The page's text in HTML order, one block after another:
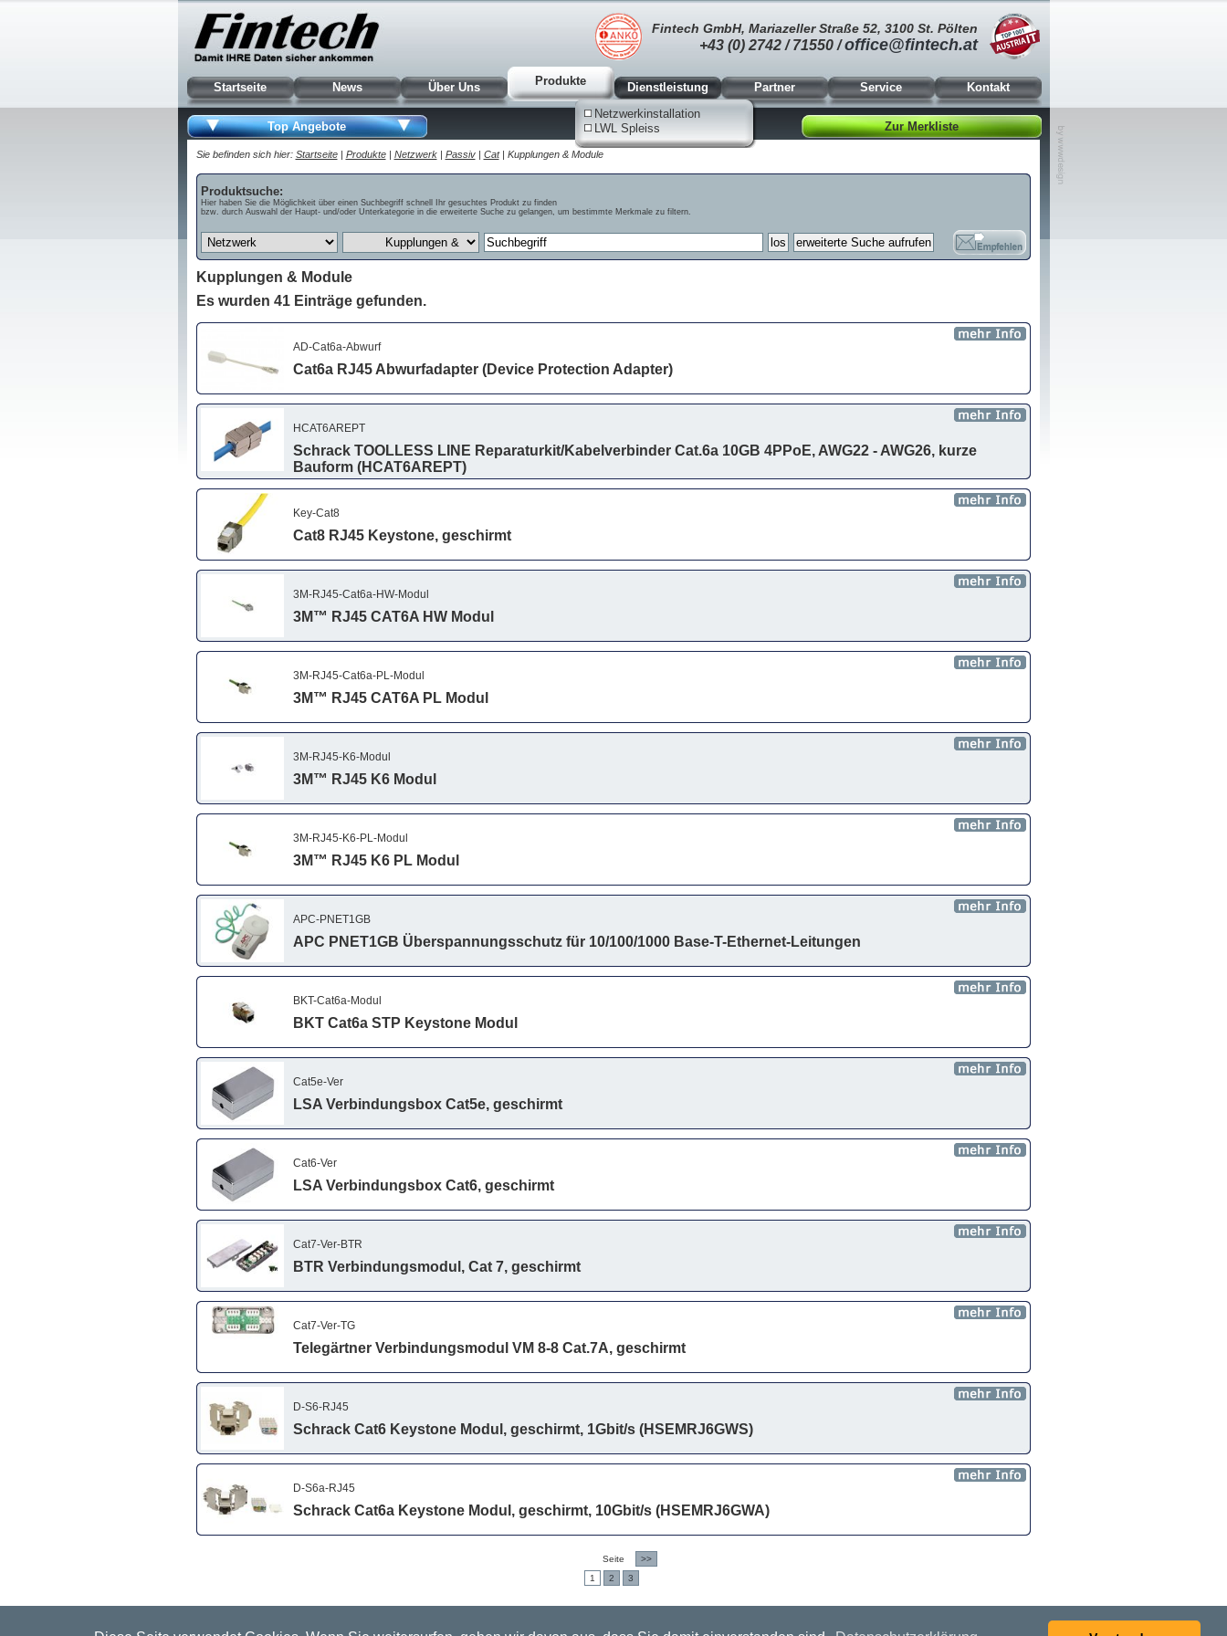
Fintech GmbH, Mariazeller Straße 52, 3100 St. Pölten
+43 (0) 2742 / 71550 /office@fintech.at
Startseite News Über Uns Produkte
Dienstleistung
Netzwerkinstallation
LWL Spleiss
Partner Service Kontakt
Top Angebote Zur Merkliste
Sie befinden sich hier: Startseite| Produkte| Netzwerk| Passiv| Cat| Kupplungen & Module
Produktsuche:
Hier haben Sie die Möglichkeit über einen Suchbegriff schnell Ihr gesuchtes Produkt zu finden
bzw. durch Auswahl der Haupt- und/oder Unterkategorie in die erweiterte Suche zu gelangen, um bestimmte Merkmale zu filtern.
Kupplungen & Module
Es wurden 41 Einträge gefunden.
AD-Cat6a-Abwurf
Cat6a RJ45 Abwurfadapter (Device Protection Adapter)
HCAT6AREPT
Schrack TOOLLESS LINE Reparaturkit/Kabelverbinder Cat.6a 10GB 4PPoE, AWG22 - AWG26, kurze
Bauform (HCAT6AREPT)
Key-Cat8
Cat8 RJ45 Keystone, geschirmt
3M-RJ45-Cat6a-HW-Modul
3M™ RJ45 CAT6A HW Modul
3M-RJ45-Cat6a-PL-Modul
3M™ RJ45 CAT6A PL Modul
3M-RJ45-K6-Modul
3M™ RJ45 K6 Modul
3M-RJ45-K6-PL-Modul
3M™ RJ45 K6 PL Modul
APC-PNET1GB
APC PNET1GB Überspannungsschutz für 10/100/1000 Base-T-Ethernet-Leitungen
BKT-Cat6a-Modul
BKT Cat6a STP Keystone Modul
Cat5e-Ver
LSA Verbindungsbox Cat5e, geschirmt
Cat6-Ver
LSA Verbindungsbox Cat6, geschirmt
Cat7-Ver-BTR
BTR Verbindungsmodul, Cat 7, geschirmt
Cat7-Ver-TG
Telegärtner Verbindungsmodul VM 8-8 Cat.7A, geschirmt
D-S6-RJ45
Schrack Cat6 Keystone Modul, geschirmt, 1Gbit/s (HSEMRJ6GWS)
D-S6a-RJ45
Schrack Cat6a Keystone Modul, geschirmt, 10Gbit/s (HSEMRJ6GWA)
Seite
>>
1
2 3